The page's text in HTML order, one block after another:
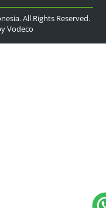
All Rights Reserved.
Vodeco